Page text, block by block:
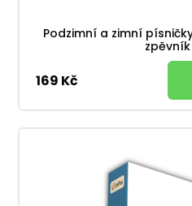
Podzimní a zimní
zpěvník
169 Kč